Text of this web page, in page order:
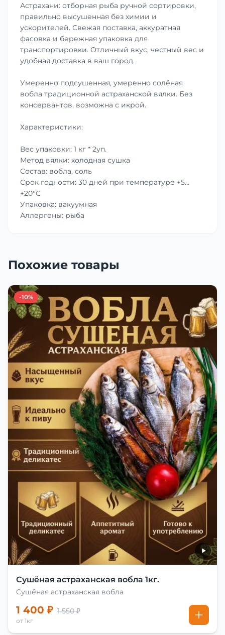
Астрахани: отборная рыба ручной сортировки,
правильно высушенная без химии и
ускорителей. Свежая поставка, аккуратная
фасовка и бережная упаковка для
транспортировки. Отличный вкус, честный вес и
удобная доставка в ваш город.
Умеренно подсушенная, умеренно солёная
вобла традиционной астраханской вялки. Без
консервантов, возможна с икрой.
Характеристики:
Вес упаковки: 1 кг * 2уп.
Метод вялки: холодная сушка
Состав: вобла, соль
Срок годности: 30 дней при температуре +5…
+20°C
Упаковка: вакуумная
Аллергены: рыба
Похожие товары
-10%
Сушёная астраханская вобла 1кг.
Сушёная астраханская вобла
1 400 ₽ 1 550 ₽
от 1кг